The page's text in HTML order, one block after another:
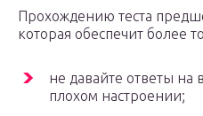
Прохождению теста
которая обеспечит более
не давайте ответы на
плохом настроении;